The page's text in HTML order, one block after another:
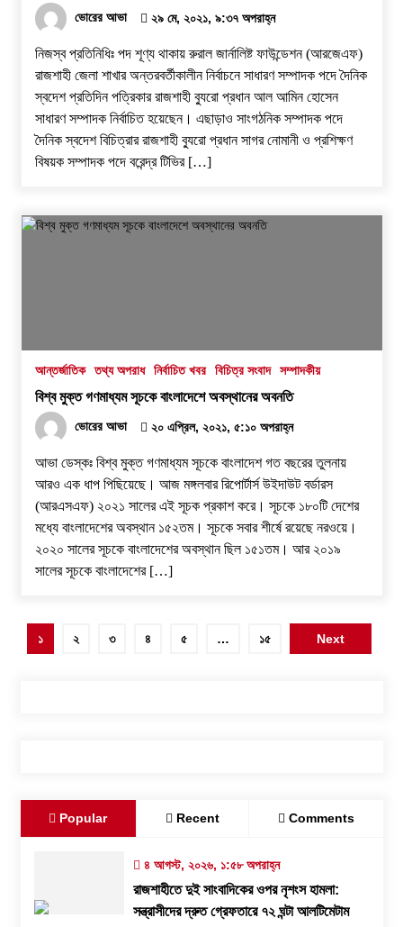
ভোরের আভা ২৯ মে, ২০২১, ৯:৩৭ অপরাহ্ন
নিজস্ব প্রতিনিধিঃ পদ শূণ্য থাকায় রুরাল জার্নালিষ্ট ফাউন্ডেশন (আরজেএফ)
রাজশাহী জেলা শাখার অন্তরবর্তীকালীন নির্বাচনে সাধারণ সম্পাদক পদে দৈনিক
স্বদেশ প্রতিদিন পত্রিকার রাজশাহী ব্যুরো প্রধান আল আমিন হোসেন
সাধারণ সম্পাদক নির্বাচিত হয়েছেন। এছাড়াও সাংগঠনিক সম্পাদক পদে
দৈনিক স্বদেশ বিচিত্রার রাজশাহী ব্যুরো প্রধান সাগর নোমানী ও প্রশিক্ষণ
বিষয়ক সম্পাদক পদে বরেন্দ্র টিভির […]
আন্তর্জাতিক তথ্য অপরাধ নির্বাচিত খবর বিচিত্র সংবাদ সম্পাদকীয়
বিশ্ব মুক্ত গণমাধ্যম সূচকে বাংলাদেশে অবস্থানের অবনতি
ভোরের আভা ২০ এপ্রিল, ২০২১, ৫:১০ অপরাহ্ন
আভা ডেস্কঃ বিশ্ব মুক্ত গণমাধ্যম সূচকে বাংলাদেশ গত বছরের তুলনায়
আরও এক ধাপ পিছিয়েছে। আজ মঙ্গলবার রিপোর্টার্স উইদাউট বর্ডারস
(আরএসএফ) ২০২১ সালের এই সূচক প্রকাশ করে। সূচকে ১৮০টি দেশের
মধ্যে বাংলাদেশের অবস্থান ১৫২তম। সূচকে সবার শীর্ষে রয়েছে নরওয়ে।
২০২০ সালের সূচকে বাংলাদেশের অবস্থান ছিল ১৫১তম। আর ২০১৯
সালের সূচকে বাংলাদেশের […]
পোস্ট
১ ২ ৩ ৪ ৫ … ১৫ Next
Popular Recent Comments
৪ আগস্ট, ২০২৬, ১:৫৮ অপরাহ্ন
রাজশাহীতে দুই সাংবাদিকের ওপর নৃশংস হামলা:
সন্ত্রাসীদের দ্রুত গ্রেফতারে ৭২ ঘন্টা আলটিমেটাম